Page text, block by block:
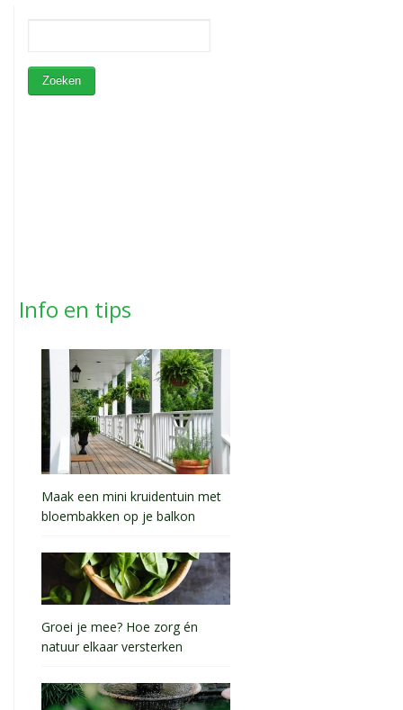
Info en tips
Maak een mini kruidentuin met
bloembakken op je balkon
Groei je mee? Hoe zorg én
natuur elkaar versterken